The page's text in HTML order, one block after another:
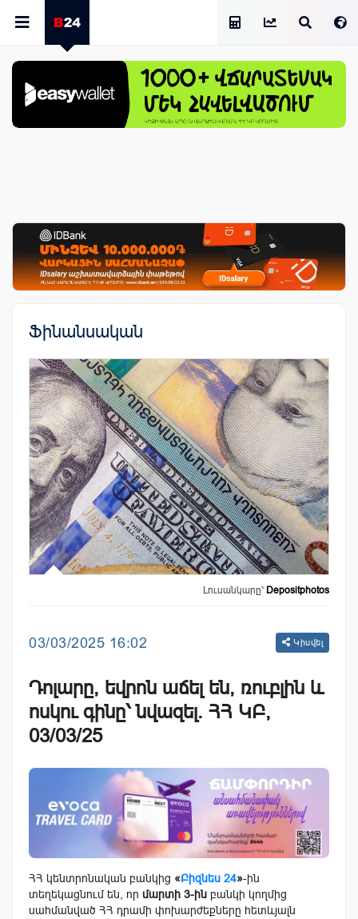
Ֆինանսական
Լուսանկարը՝ Depositphotos
03/03/2025 16:02 Կիսվել
Դոլարը, եվրոն աճել են, ռուբլին և
ոսկու գինը՝ նվազել. ՀՀ ԿԲ,
03/03/25
ՀՀ կենտրոնական բանկից «Բիզնես 24»-ին
տեղեկացնում են, որ մարտի 3-ին բանկի կողմից
սահմանված ՀՀ դրամի փոխարժեքները հետևյալն